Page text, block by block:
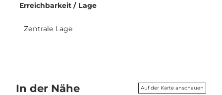
Erreichbarkeit / Lage
Zentrale Lage
In der Nähe Auf der Karte anschauen